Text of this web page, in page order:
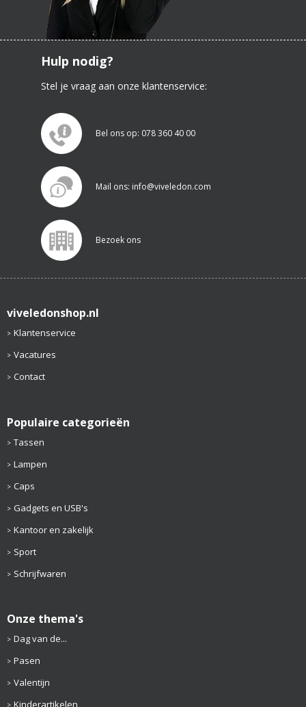
Hulp nodig?
Stel je vraag aan onze klantenservice:
Bel ons op: 078 360 40 00
Mail ons: info@viveledon.com
Bezoek ons
viveledonshop.nl
Klantenservice
Vacatures
Contact
Populaire categorieën
Tassen
Lampen
Caps
Gadgets en USB's
Kantoor en zakelijk
Sport
Schrijfwaren
Onze thema's
Dag van de...
Pasen
Valentijn
Kinderartikelen